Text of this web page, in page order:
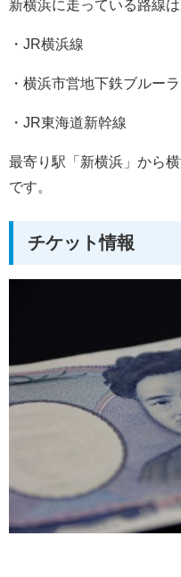
新横浜に走っている路線は
・JR横浜線
・横浜市営地下鉄ブルー
・JR東海道新幹線
最寄り駅「新横浜」から
です。
チケット情報